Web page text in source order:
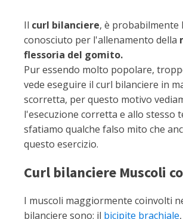
Il curl bilanciere, è probabilmente
conosciuto per l'allenamento della
flessoria del gomito.
Pur essendo molto popolare,
vede eseguire il curl bilanciere in
scorretta, per questo motivo
l'esecuzione corretta e allo stesso
sfatiamo qualche falso mito che
questo esercizio.
Curl bilanciere Muscoli
I muscoli maggiormente coinvolti
bilanciere sono: il bicipite brachiale